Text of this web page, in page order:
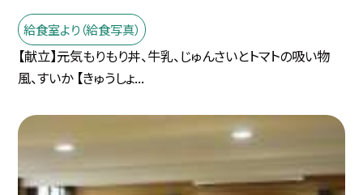
給食室より（給食写真）
【献立】元気もりもり丼、牛乳、じゅんさいとトマトの吸い物
風、すいか 【きゅうしょ...